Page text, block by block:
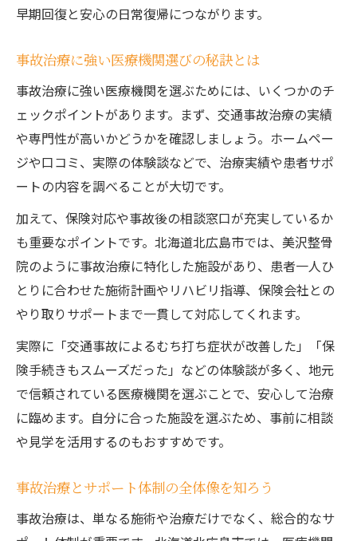
早期回復と安心の日常復帰につながります。
事故治療に強い医療機関選びの秘訣とは
事故治療に強い医療機関を選ぶためには、いくつかのチ
ェックポイントがあります。まず、交通事故治療の実績
や専門性が高いかどうかを確認しましょう。ホームペー
ジや口コミ、実際の体験談などで、治療実績や患者サポ
ートの内容を調べることが大切です。
加えて、保険対応や事故後の相談窓口が充実しているか
も重要なポイントです。北海道北広島市では、美沢整骨
院のように事故治療に特化した施設があり、患者一人ひ
とりに合わせた施術計画やリハビリ指導、保険会社との
やり取りサポートまで一貫して対応してくれます。
実際に「交通事故によるむち打ち症状が改善した」「保
険手続きもスムーズだった」などの体験談が多く、地元
で信頼されている医療機関を選ぶことで、安心して治療
に臨めます。自分に合った施設を選ぶため、事前に相談
や見学を活用するのもおすすめです。
事故治療とサポート体制の全体像を知ろう
事故治療は、単なる施術や治療だけでなく、総合的なサ